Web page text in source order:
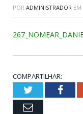
POR ADMINISTRADOR EM
COMPARTILHAR:
Twitter
Email